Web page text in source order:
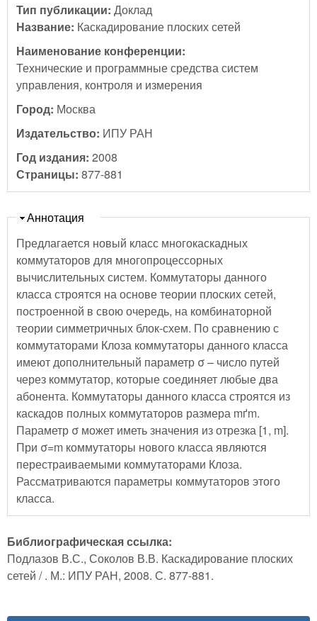
Тип публикации: Доклад
Название: Каскадирование плоских сетей
Наименование конференции:
Технические и программные средства систем
управления, контроля и измерения
Город: Москва
Издательство: ИПУ РАН
Год издания: 2008
Страницы: 877-881
Скрыть
Аннотация
Предлагается новый класс многокаскадных
коммутаторов для многопроцессорных
вычислительных систем. Коммутаторы данного
класса строятся на основе теории плоских сетей,
построенной в свою очередь, на комбинаторной
теории симметричных блок-схем. По сравнению с
коммутаторами Клоза коммутаторы данного класса
имеют дополнительный параметр σ – число путей
через коммутатор, которые соединяет любые два
абонента. Коммутаторы данного класса строятся из
каскадов полных коммутаторов размера mґm.
Параметр σ может иметь значения из отрезка [1, m].
При σ=m коммутаторы нового класса являются
перестраиваемыми коммутаторами Клоза.
Рассматриваются параметры коммутаторов этого
класса.
Библиографическая ссылка:
Подлазов В.С., Соколов В.В. Каскадирование плоских
сетей / . М.: ИПУ РАН, 2008. С. 877-881.